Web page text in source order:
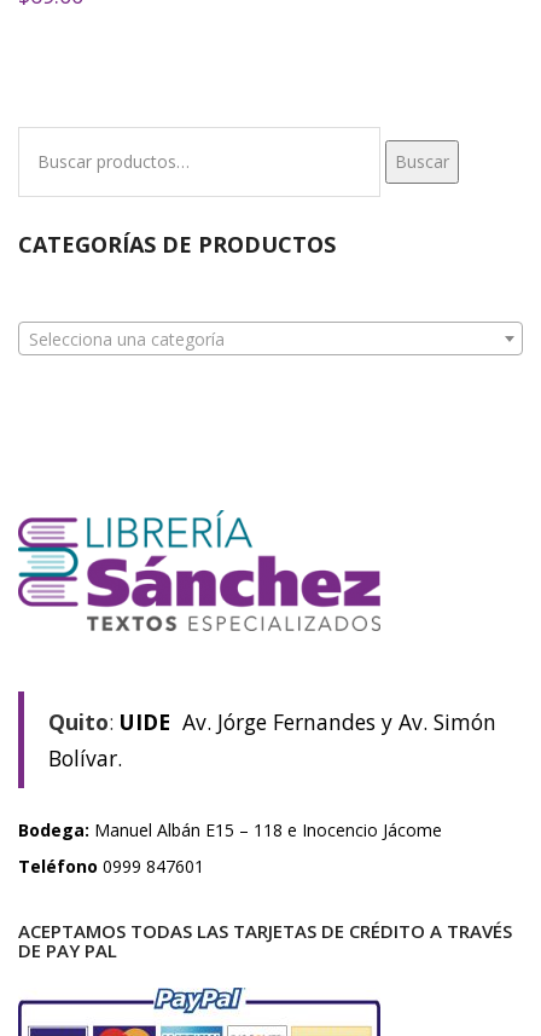
Buscar
CATEGORÍAS DE PRODUCTOS
Selecciona una categoría
Quito: UIDE Av. Jórge Fernandes y Av. Simón
Bolívar.
Bodega: Manuel Albán E15 – 118 e Inocencio Jácome
Teléfono 0999 847601
ACEPTAMOS TODAS LAS TARJETAS DE CRÉDITO A TRAVÉS
DE PAY PAL